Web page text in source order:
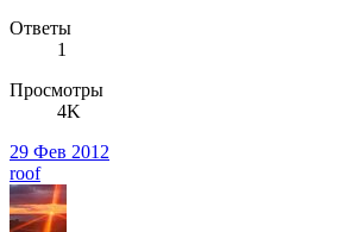
Ответы
1
Просмотры
4K
29 Фев 2012
roof